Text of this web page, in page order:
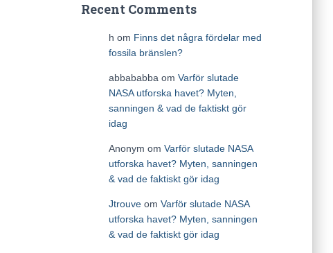
Recent Comments
h om Finns det några fördelar med
fossila bränslen?
abbababba om Varför slutade
NASA utforska havet? Myten,
sanningen & vad de faktiskt gör
idag
Anonym om Varför slutade NASA
utforska havet? Myten, sanningen
& vad de faktiskt gör idag
Jtrouveom Varför slutade NASA
utforska havet? Myten, sanningen
& vad de faktiskt gör idag